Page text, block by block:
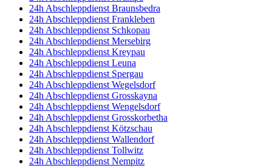
24h Abschleppdienst Braunsbedra
24h Abschleppdienst Frankleben
24h Abschleppdienst Schkopau
24h Abschleppdienst Mersebirg
24h Abschleppdienst Kreypau
24h Abschleppdienst Leuna
24h Abschleppdienst Spergau
24h Abschleppdienst Wegelsdorf
24h Abschleppdienst Grosskayna
24h Abschleppdienst Wengelsdorf
24h Abschleppdienst Grosskorbetha
24h Abschleppdienst Kötzschau
24h Abschleppdienst Wallendorf
24h Abschleppdienst Tollwitz
24h Abschleppdienst Nempitz